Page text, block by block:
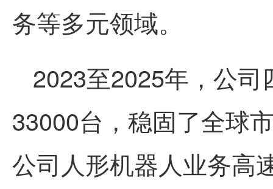
务等多元领域。
2023至2025年，公
33000台，稳固了全球
公司人形机器人业务高